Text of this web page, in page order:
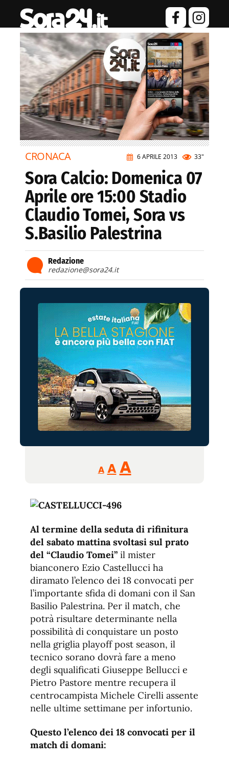
6 APRILE 2013 33"
CRONACA
Sora Calcio: Domenica 07
Aprile ore 15:00 Stadio
Claudio Tomei, Sora vs
S.Basilio Palestrina
Redazione
redazione@sora24.it
A
Reducir
tamaño
A Restablecer
de
AAumentar
fuente.
Al termine della seduta di rifinitura
del sabato mattina svoltasi sul prato
del “Claudio Tomei” il mister
bianconero Ezio Castellucci ha
diramato l’elenco dei 18 convocati per
l’importante sfida di domani con il San
Basilio Palestrina. Per il match, che
potrà risultare determinante nella
possibilità di conquistare un posto
nella griglia playoff post season, il
tecnico sorano dovrà fare a meno
degli squalificati Giuseppe Bellucci e
Pietro Pastore mentre recupera il
centrocampista Michele Cirelli assente
nelle ultime settimane per infortunio.
Questo l’elenco dei 18 convocati per il
match di domani: